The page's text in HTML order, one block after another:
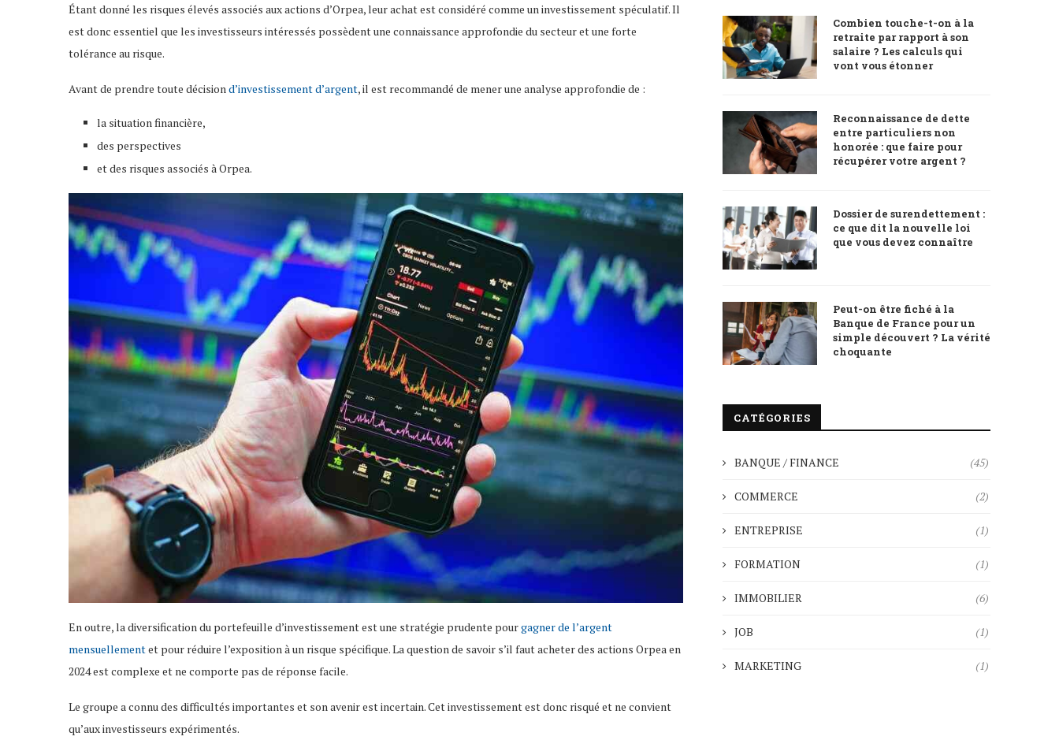
Étant donné les risques élevés associés aux actions d’Orpea, leur achat est considéré comme un investissement spéculatif. Il
est donc essentiel que les investisseurs intéressés possèdent une connaissance approfondie du secteur et une forte
tolérance au risque.
Avant de prendre toute décision d’investissement d’argent, il est recommandé de mener une analyse approfondie de :
la situation financière,
des perspectives
et des risques associés à Orpea.
En outre, la diversification du portefeuille d’investissement est une stratégie prudente pourgagner de l’argent
mensuellementet pour réduire l’exposition à un risque spécifique. La question de savoir s’il faut acheter des actions Orpea en
2024 est complexe et ne comporte pas de réponse facile.
Le groupe a connu des difficultés importantes et son avenir est incertain. Cet investissement est donc risqué et ne convient
qu’aux investisseurs expérimentés.
Combien touche-t-on à la
retraite par rapport à son
salaire ? Les calculs qui
vont vous étonner
Reconnaissance de dette
entre particuliers non
honorée : que faire pour
récupérer votre argent ?
Dossier de surendettement :
ce que dit la nouvelle loi
que vous devez connaître
Peut-on être fiché à la
Banque de France pour un
simple découvert ? La vérité
choquante
CATÉGORIES
BANQUE / FINANCE (45)
COMMERCE (2)
ENTREPRISE (1)
FORMATION (1)
IMMOBILIER (6)
JOB (1)
MARKETING (1)